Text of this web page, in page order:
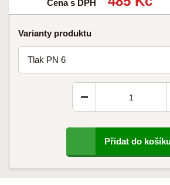
Cena s DPH
Varianty produktu
Tlak PN 6
−
Přidat do